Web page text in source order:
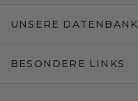
UNSERE DATENBANK
BESONDERE LINKS